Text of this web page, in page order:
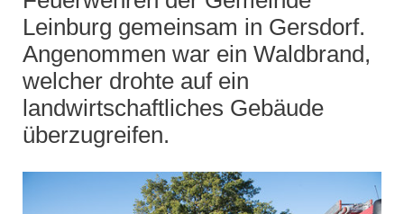
Leinburg gemeinsam in Gersdorf.
Angenommen war ein Waldbrand,
welcher drohte auf ein
landwirtschaftliches Gebäude
überzugreifen.